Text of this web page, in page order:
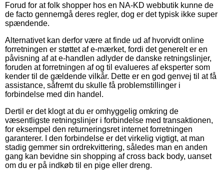
Forud for at folk shopper hos en NA-KD webbutik kunne de
de facto gennemgå deres regler, dog er det typisk ikke super
spændende.
Alternativet kan derfor være at finde ud af hvorvidt online
forretningen er støttet af e-mærket, fordi det generelt er en
påvisning af at e-handlen adlyder de danske retningslinjer,
foruden at forretningen af og til evalueres af eksperter som
kender til de gældende vilkår. Dette er en god genvej til at få
assistance, såfremt du skulle få problemstillinger i
forbindelse med din handel.
Dertil er det klogt at du er omhyggelig omkring de
væsentligste retningslinjer i forbindelse med transaktionen,
for eksempel den returneringsret internet forretningen
garanterer. I den forbindelse er det virkelig vigtigt, at man
stadig gemmer sin ordrekvittering, således man en anden
gang kan bevidne sin shopping af cross back body, uanset
om du er på indkøb til en pige eller dreng.